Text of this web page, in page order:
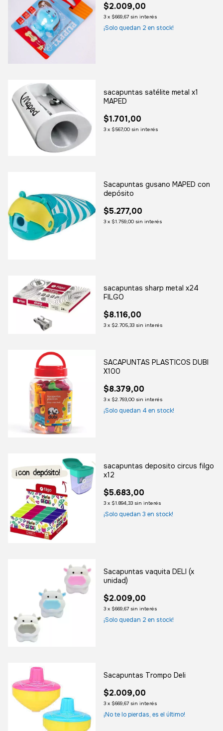
$2.009,00
3 x $669,67 sin interés
¡Solo quedan 2 en stock!
sacapuntas satélite metal x1
MAPED
$1.701,00
3 x $567,00 sin interés
Sacapuntas gusano MAPED con
depósito
$5.277,00
3 x $1.759,00 sin interés
sacapuntas sharp metal x24
FILGO
$8.116,00
3 x $2.705,33 sin interés
SACAPUNTAS PLASTICOS DUBI
X100
$8.379,00
3 x $2.793,00 sin interés
¡Solo quedan 4 en stock!
sacapuntas deposito circus filgo
x12
$5.683,00
3 x $1.894,33 sin interés
¡Solo quedan 3 en stock!
Sacapuntas vaquita DELI (x
unidad)
$2.009,00
3 x $669,67 sin interés
¡Solo quedan 2 en stock!
Sacapuntas Trompo Deli
$2.009,00
3 x $669,67 sin interés
¡No te lo pierdas, es el último!